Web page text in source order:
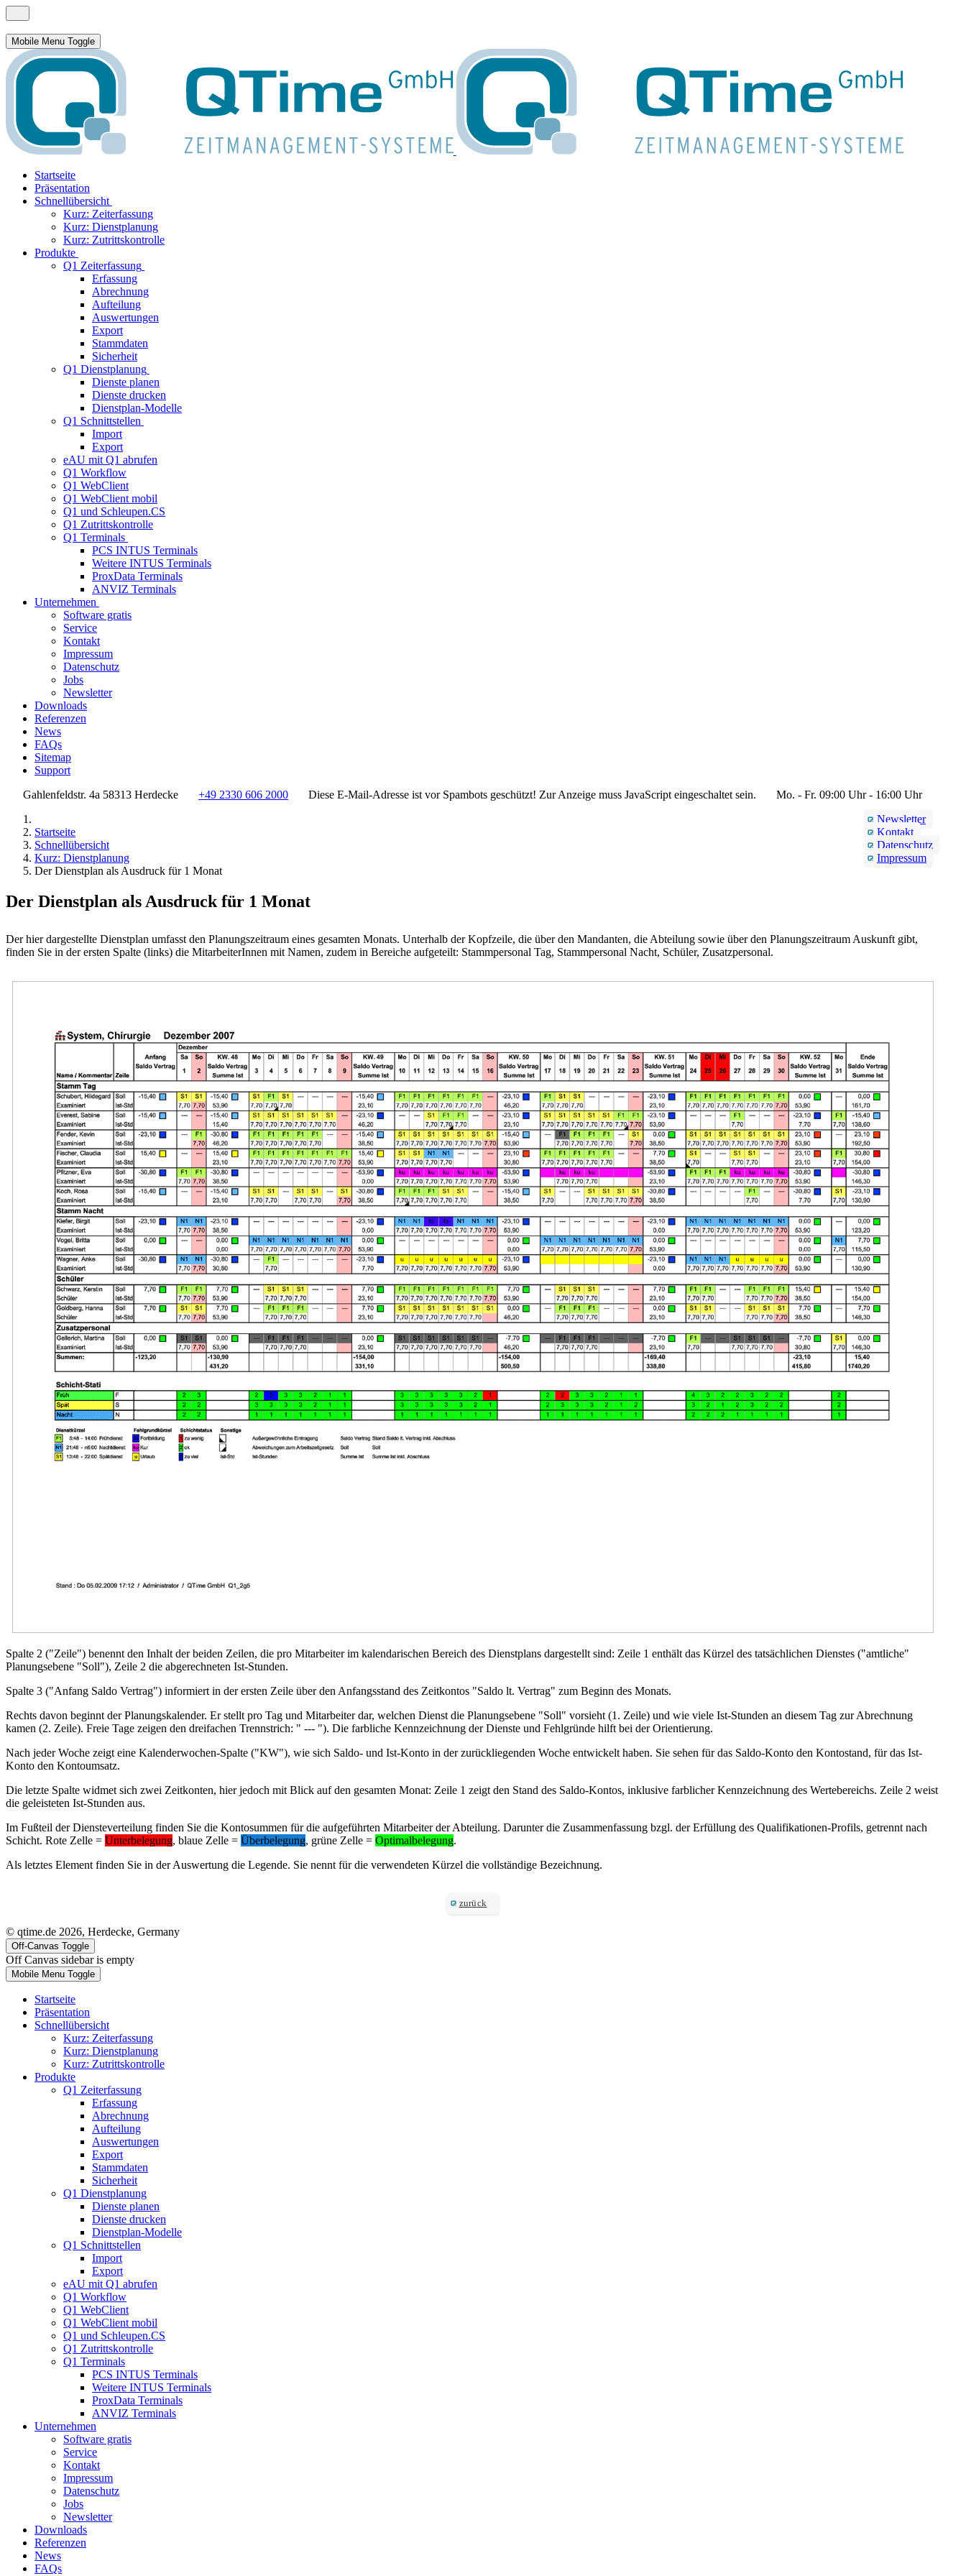
Mobile Menu Toggle
Startseite
Präsentation
Schnellübersicht
Kurz: Zeiterfassung
Kurz: Dienstplanung
Kurz: Zutrittskontrolle
Produkte
Q1 Zeiterfassung
Erfassung
Abrechnung
Aufteilung
Auswertungen
Export
Stammdaten
Sicherheit
Q1 Dienstplanung
Dienste planen
Dienste drucken
Dienstplan-Modelle
Q1 Schnittstellen
Import
Export
eAU mit Q1 abrufen
Q1 Workflow
Q1 WebClient
Q1 WebClient mobil
Q1 und Schleupen.CS
Q1 Zutrittskontrolle
Q1 Terminals
PCS INTUS Terminals
Weitere INTUS Terminals
ProxData Terminals
ANVIZ Terminals
Unternehmen
Software gratis
Service
Kontakt
Impressum
Datenschutz
Jobs
Newsletter
Downloads
Referenzen
News
FAQs
Sitemap
Support
Gahlenfeldstr. 4a 58313 Herdecke
+49 2330 606 2000 Diese E-Mail-Adresse ist vor Spambots geschützt! Zur Anzeige muss JavaScript eingeschaltet sein.
Mo. - Fr. 09:00 Uhr - 16:00 Uhr
Newsletter
Kontakt
Datenschutz
Impressum
Startseite
Schnellübersicht
Kurz: Dienstplanung
Der Dienstplan als Ausdruck für 1 Monat
Der Dienstplan als Ausdruck für 1 Monat
Der hier dargestellte Dienstplan umfasst den Planungszeitraum eines gesamten Monats. Unterhalb der Kopfzeile, die über den Mandanten, die Abteilung sowie über den Planungszeitraum Auskunft gibt,
finden Sie in der ersten Spalte (links) die MitarbeiterInnen mit Namen, zudem in Bereiche aufgeteilt: Stammpersonal Tag, Stammpersonal Nacht, Schüler, Zusatzpersonal.
Spalte 2 ("Zeile") benennt den Inhalt der beiden Zeilen, die pro Mitarbeiter im kalendarischen Bereich des Dienstplans dargestellt sind: Zeile 1 enthält das Kürzel des tatsächlichen Dienstes ("amtliche"
Planungsebene "Soll"), Zeile 2 die abgerechneten Ist-Stunden.
Spalte 3 ("Anfang Saldo Vertrag") informiert in der ersten Zeile über den Anfangsstand des Zeitkontos "Saldo lt. Vertrag" zum Beginn des Monats.
Rechts davon beginnt der Planungskalender. Er stellt pro Tag und Mitarbeiter dar, welchen Dienst die Planungsebene "Soll" vorsieht (1. Zeile) und wie viele Ist-Stunden an diesem Tag zur Abrechnung
kamen (2. Zeile). Freie Tage zeigen den dreifachen Trennstrich: " --- "). Die farbliche Kennzeichnung der Dienste und Fehlgründe hilft bei der Orientierung.
Nach jeder Woche zeigt eine Kalenderwochen-Spalte ("KW"), wie sich Saldo- und Ist-Konto in der zurückliegenden Woche entwickelt haben. Sie sehen für das Saldo-Konto den Kontostand, für das Ist-
Konto den Kontoumsatz.
Die letzte Spalte widmet sich zwei Zeitkonten, hier jedoch mit Blick auf den gesamten Monat: Zeile 1 zeigt den Stand des Saldo-Kontos, inklusive farblicher Kennzeichnung des Wertebereichs. Zeile 2 weist
die geleisteten Ist-Stunden aus.
Im Fußteil der Diensteverteilung finden Sie die Kontosummen für die aufgeführten Mitarbeiter der Abteilung. Darunter die Zusammenfassung bzgl. der Erfüllung des Qualifikationen-Profils, getrennt nach
Schicht. Rote Zelle = Unterbelegung, blaue Zelle = Überbelegung, grüne Zelle = Optimalbelegung.
Als letztes Element finden Sie in der Auswertung die Legende. Sie nennt für die verwendeten Kürzel die vollständige Bezeichnung.
zurück
© qtime.de 2026, Herdecke, Germany
Off-Canvas Toggle
Off Canvas sidebar is empty
Mobile Menu Toggle
Startseite
Präsentation
Schnellübersicht
Kurz: Zeiterfassung
Kurz: Dienstplanung
Kurz: Zutrittskontrolle
Produkte
Q1 Zeiterfassung
Erfassung
Abrechnung
Aufteilung
Auswertungen
Export
Stammdaten
Sicherheit
Q1 Dienstplanung
Dienste planen
Dienste drucken
Dienstplan-Modelle
Q1 Schnittstellen
Import
Export
eAU mit Q1 abrufen
Q1 Workflow
Q1 WebClient
Q1 WebClient mobil
Q1 und Schleupen.CS
Q1 Zutrittskontrolle
Q1 Terminals
PCS INTUS Terminals
Weitere INTUS Terminals
ProxData Terminals
ANVIZ Terminals
Unternehmen
Software gratis
Service
Kontakt
Impressum
Datenschutz
Jobs
Newsletter
Downloads
Referenzen
News
FAQs